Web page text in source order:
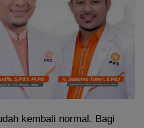
kembali normal. Bagi